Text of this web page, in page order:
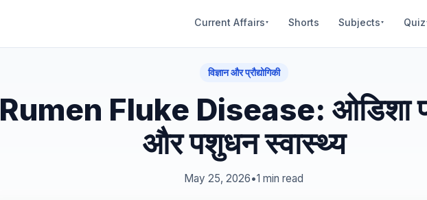
Current Affairs▾ Shorts Subjects▾ Quiz
विज्ञान और प्रौद्योगिकी
Rumen Fluke Disease: ओडिशा
और पशुधन स्वास्थ्य
May 25, 2026•1 min read